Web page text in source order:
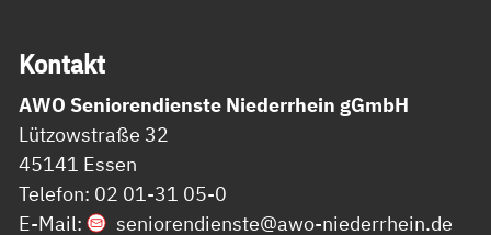
Kon­takt
AWO Seniorendienste Niederrhein gGmbH
Lützowstraße 32
45141 Essen
Telefon: 02 01-31 05-0
E-Mail:
seniorendienste@awo-niederrhein.de